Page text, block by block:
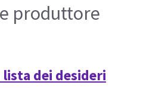
produttore
lista dei desideri